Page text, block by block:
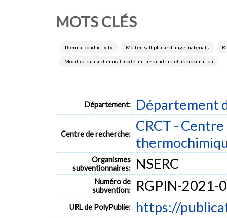
MOTS CLÉS
Thermal conductivity Molten salt phase change materials
Modified quasi-chemical model in the quadruplet approximation
Département: Département
Centre de recherche:
CRCT -
Organismes
subventionnaires:
NSERC
Numéro de
subvention:
RGPIN-2021-
URL de PolyPublie: https://